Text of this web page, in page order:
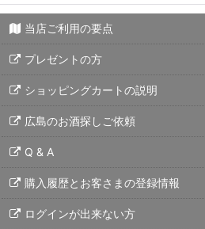
当店ご利用の要点
プレゼントの方
ショッピングカートの説明
広島のお酒探しご依頼
Q & A
購入履歴とお客さまの登録情報
ログインが出来ない方